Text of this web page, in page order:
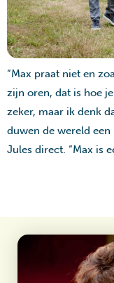
“Max praat niet en
zijn oren, dat is hoe
zeker, maar ik denk
duwen de wereld
Jules direct. “Max is